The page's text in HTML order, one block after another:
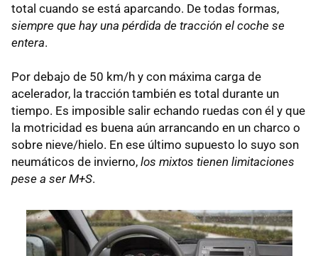
total cuando se está aparcando. De todas formas,
siempre que hay una pérdida de tracción el coche se
entera.
Por debajo de 50 km/h y con máxima carga de
acelerador, la tracción también es total durante un
tiempo. Es imposible salir echando ruedas con él y que
la motricidad es buena aún arrancando en un charco o
sobre nieve/hielo. En ese último supuesto lo suyo son
neumáticos de invierno, los mixtos tienen limitaciones
pese a ser M+S.